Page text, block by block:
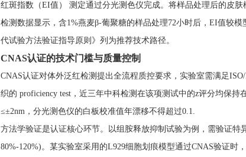
红斑指数（EI值） 测定通过分光测色仪完成。将样品处理后的皮
检测数据显示，含1%燕麦β-葡聚糖的样品处理72小时后，EI值较
代试验方法验证指导原则》列为推荐技术路径。
CNAS认证的技术门槛与质量控制
CNAS认证对体外泛红检测提出全流程质控要求，实验室需满足
织的 proficiency test，近三年中科检测在该项测试中的z评分均保
≤±2nm，分光测色仪的白板校准值年漂移不得超过0.1.
方法学验证是认证核心环节。以组胺释放抑制试验为例，需验证
80%-120%)。某实验室采用的L929细胞划痕模型通过CNAS验证时